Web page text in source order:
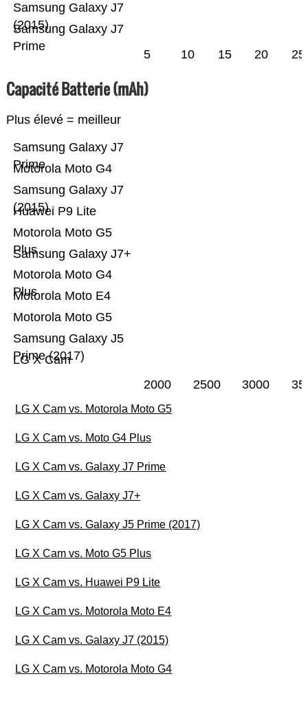
Samsung Galaxy J7
Prime
Samsung Galaxy J7
(2015)
5 10 15 20 25
Capacité Batterie (mAh)
Plus élevé = meilleur
LG X Cam
Samsung Galaxy J5
Prime (2017)
Motorola Moto G5
Motorola Moto E4
Motorola Moto G4
Plus
Samsung Galaxy J7+
Motorola Moto G5
Plus
Huawei P9 Lite
Samsung Galaxy J7
(2015)
Motorola Moto G4
Samsung Galaxy J7
Prime
2000 2500 3000
LG X Cam vs. Motorola Moto G5
LG X Cam vs. Moto G4 Plus
LG X Cam vs. Galaxy J7 Prime
LG X Cam vs. Galaxy J7+
LG X Cam vs. Galaxy J5 Prime (2017)
LG X Cam vs. Moto G5 Plus
LG X Cam vs. Huawei P9 Lite
LG X Cam vs. Motorola Moto E4
LG X Cam vs. Galaxy J7 (2015)
LG X Cam vs. Motorola Moto G4